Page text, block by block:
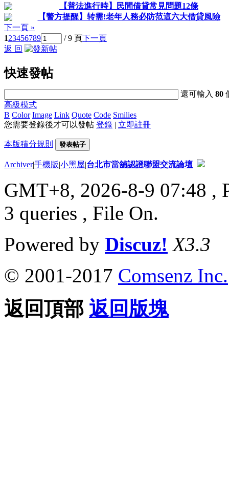
【普法進行時】民間借貸常見問題12條
【警方提醒】转需!老年人務必防范這六大借貸風險
下一頁 »
123456789 / 9 頁下一頁
返 回
快速發帖
還可輸入80
高級模式
B Color Image Link Quote Code Smilies
您需要登錄後才可以發帖 登錄 | 立即註冊
本版積分規則 發表帖子
Archiver|手機版|小黑屋|台北市當舖認證聯盟交流論壇
GMT+8, 2026-8-9 07:48 ,
3 queries , File On.
Powered by Discuz! X3.3
© 2001-2017 Comsenz Inc.
返回頂部 返回版塊